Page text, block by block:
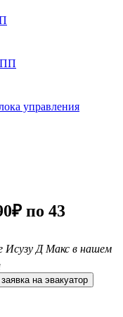
управления
по 43
Исузу Д Макс в нашем
заявка на эвакуатор